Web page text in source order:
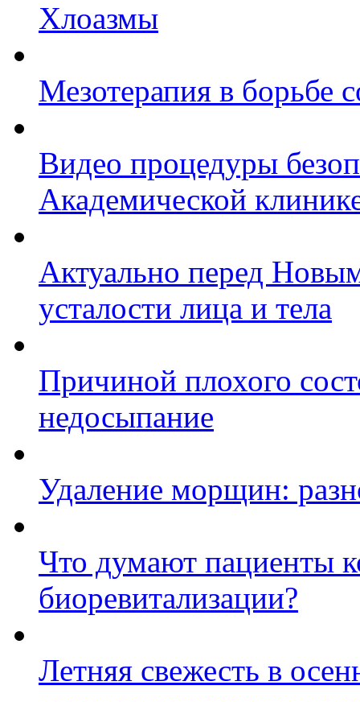
Хлоазмы
Мезотерапия в борьбе
Видео процедуры
Академической
Актуально перед
усталости лица и тела
Причиной плохого
недосыпание
Удаление морщин:
Что думают пациенты
биоревитализации?
Летняя свежесть в